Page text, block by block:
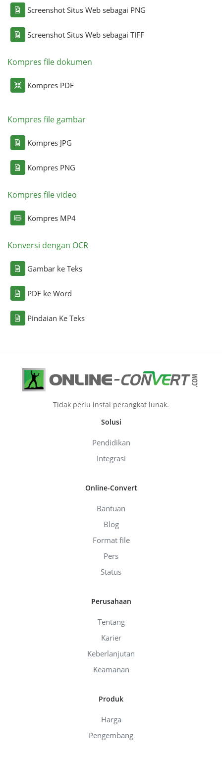
Screenshot Situs Web sebagai PNG
Screenshot Situs Web sebagai TIFF
Kompres file dokumen
Kompres PDF
Kompres file gambar
Kompres JPG
Kompres PNG
Kompres file video
Kompres MP4
Konversi dengan OCR
Gambar ke Teks
PDF ke Word
Pindaian Ke Teks
Tidak perlu instal perangkat lunak.
Solusi
Pendidikan
Integrasi
Online-Convert
Bantuan
Blog
Format file
Pers
Status
Perusahaan
Tentang
Karier
Keberlanjutan
Keamanan
Produk
Harga
Pengembang